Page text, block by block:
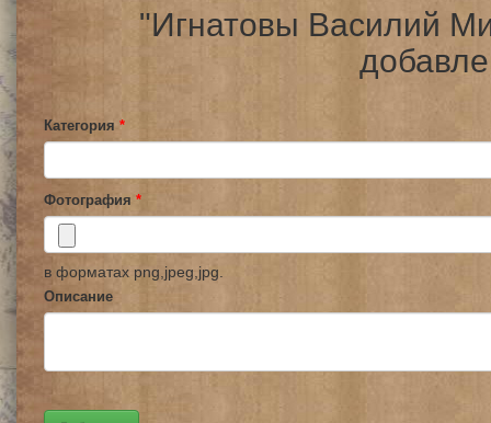
"Игнатовы Василий
Категория *
Фотография *
в форматах png,jpeg,jpg.
Описание